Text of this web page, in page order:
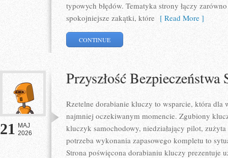
typowych błędów. Tematyka strony łączy
spokojniejsze zakątki, które [ Read More ]
CONTINUE
21 MAJ
2026
Przyszłość Bezpieczeństwa
Rzetelne dorabianie kluczy to wsparcie, która dla
najmniej oczekiwanym momencie. Zgubiony
kluczyk samochodowy, niedziałający pilot,
potrzeba wykonania zapasowego kompletu to
Strona poświęcona dorabianiu kluczy prezentuje